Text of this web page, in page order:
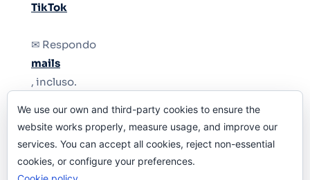
TikTok
✉ Respondo
mails
, incluso.
Y si una persona no puede tener teléfono, que
le quiten el teléfono.
We use our own and third-party cookies to ensure the
website works properly, measure usage, and improve our
services. You can accept all cookies, reject non-essential
cookies, or configure your preferences.